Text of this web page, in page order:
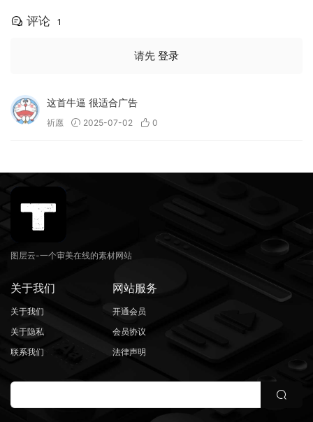
评论 1
请先 登录
这首牛逼 很适合广告
祈愿 2025-07-02 0
图层云-一个审美在线的素材网站
关于我们
关于我们
关于隐私
联系我们
网站服务
开通会员
会员协议
法律声明